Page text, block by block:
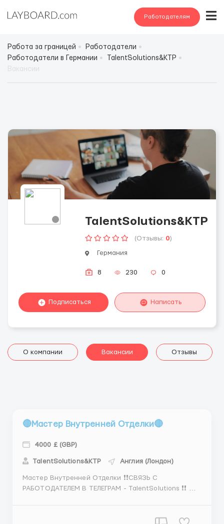
Работодателям
Работа за границей
Работодатели
Работодатели в Германии
TalentSolutions&KTP
TalentSolutions&KTP
(Отзывы: 0)
Германия
8 230 0
Подписаться Написать
О компании Вакансии Отзывы
🔴Мастер Внутренней Отделки🔴
4000 £ (GBP)
TalentSolutions&KTP Англия (Лондон)
Мастер Внутренней Отделки ❗❗СВЯЗЬ С
РАБОТОДАТЕЛЕМ В ТЕЛЕГРАМ - TalentSolutions ❗❗ 👋
выполнения внутренней отделки в Лондоне,